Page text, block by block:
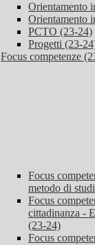
Orientamento
Orientamento
PCTO (23-24)
Progetti (23-
Focus competenze
Focus
metodo di
Focus
cittadinanza -
(23-24)
Focus